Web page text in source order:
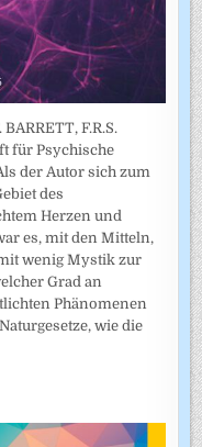
F.R.S.
für Psychische
der Autor sich zum
des
Herzen und
es, mit den Mitteln,
wenig Mystik zur
Grad an
Phänomenen
wie die